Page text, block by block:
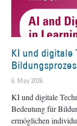
KI und digitale
6. May 2026
KI und digitale
Bedeutung für
ermöglichen